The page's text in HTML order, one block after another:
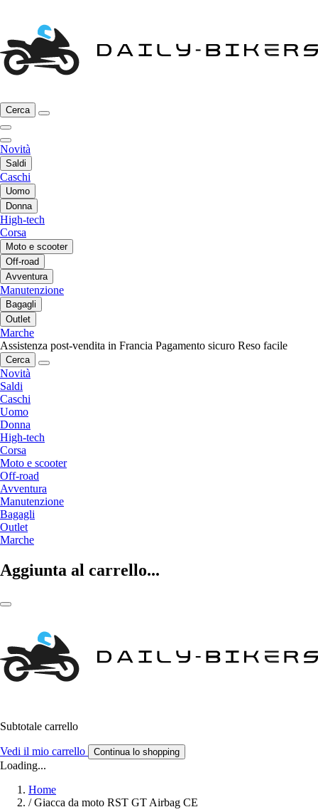
Cerca
Novità
Saldi
Caschi
Uomo
Donna
High-tech
Corsa
Moto e scooter
Off-road
Avventura
Manutenzione
Bagagli
Outlet
Marche
Assistenza post-vendita in Francia Pagamento sicuro Reso facile
Cerca
Novità
Saldi
Caschi
Uomo
Donna
High-tech
Corsa
Moto e scooter
Off-road
Avventura
Manutenzione
Bagagli
Outlet
Marche
Aggiunta al carrello...
Subtotale carrello
Vedi il mio carrello Continua lo shopping
Loading...
Home
/ Giacca da moto RST GT Airbag CE